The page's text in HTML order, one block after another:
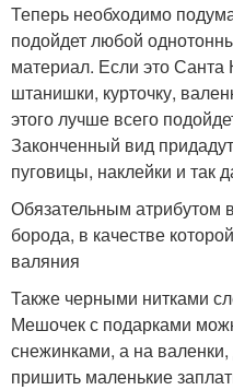
Теперь необходимо
подойдет любой
материал. Если это Санта
штанишки, курточку,
этого лучше всего
Законченный вид
пуговицы, наклейки и так
Обязательным атрибутом
борода, в качестве
валяния
Также черными нитками
Мешочек с подарками
снежинками, а на
пришить маленькие